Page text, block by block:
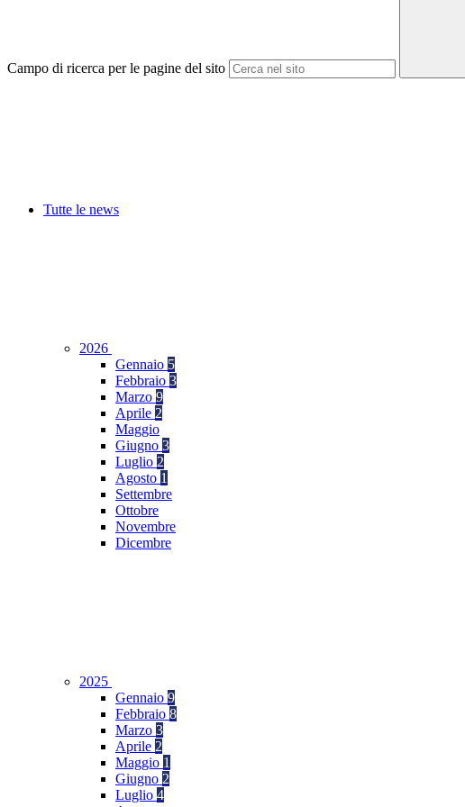
Campo di ricerca per le pagine del sito
Tutte le news
2026
Gennaio 5
Febbraio 3
Marzo 9
Aprile 2
Maggio
Giugno 3
Luglio 2
Agosto 1
Settembre
Ottobre
Novembre
Dicembre
2025
Gennaio 9
Febbraio 8
Marzo 3
Aprile 2
Maggio 1
Giugno 2
Luglio 4